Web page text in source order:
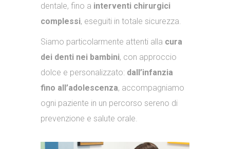
dentale, fino a interventi chirurgici
complessi, eseguiti in totale sicurezza.
Siamo particolarmente attenti alla cura
dei denti nei bambini, con approccio
dolce e personalizzato: dall’infanzia
fino all’adolescenza, accompagniamo
ogni paziente in un percorso sereno di
prevenzione e salute orale.